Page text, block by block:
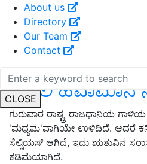
About us
Directory
Our Team
Contact
CLOSE
ದೆಹಲಿ ಹವಾಮಾನ
ಗುರುವಾರ ರಾಷ್ಟ್ರ ರಾಜಧಾನಿಯ
'ಮಧ್ಯಮ'ವಾಗಿಯೇ ಉಳಿದಿದೆ. ಆದರೆ
ಸೆಲ್ಸಿಯಸ್ ಆಗಿದೆ, ಇದು ಋತುವಿನ
ಕಡಿಮೆಯಾಗಿದೆ.